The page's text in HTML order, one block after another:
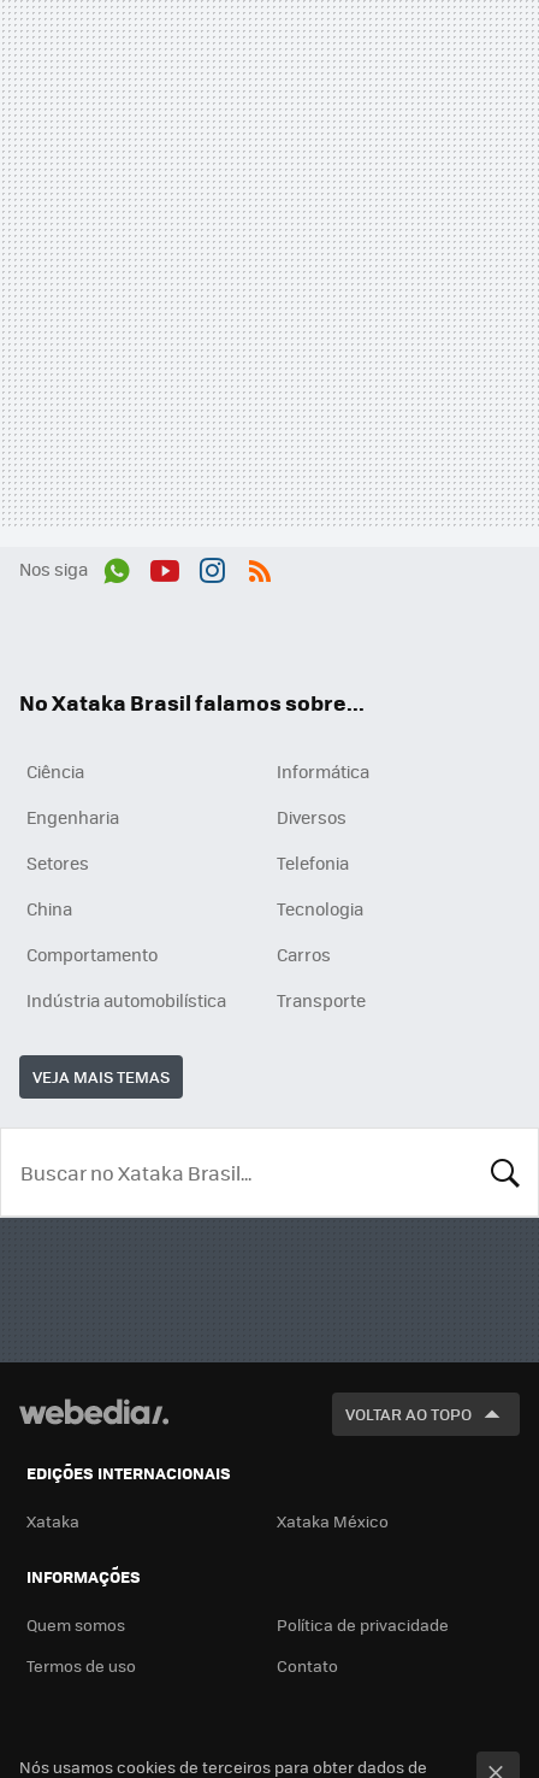
Nos siga
No Xataka Brasil falamos sobre...
Ciência
Informática
Engenharia
Diversos
Setores
Telefonia
China
Tecnologia
Comportamento
Carros
Indústria automobilística
Transporte
VEJA MAIS TEMAS
VOLTAR AO TOPO
EDIÇÕES INTERNACIONAIS
Xataka Xataka México
INFORMAÇÕES
Quem somos
Política de privacidade
Termos de uso
Contato
Nós usamos cookies de terceiros para obter dados de